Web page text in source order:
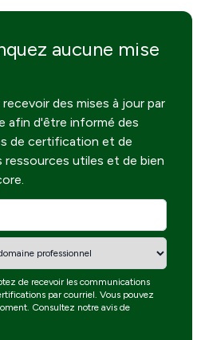
aucune mise
des mises à jour par
afin d'être informé des
de certification et de
ressources utiles et de bien
de recevoir les communications
par courriel. Vous pouvez
Consultez notre avis de